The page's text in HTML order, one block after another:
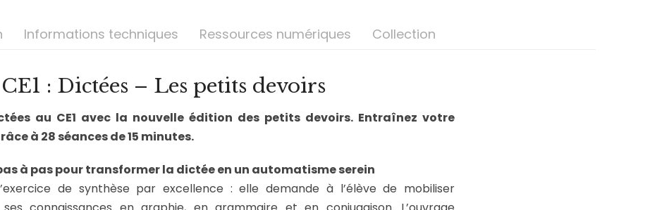
Informations techniques Ressources numériques Collection
: Dictées – Les petits devoirs
au CE1 avec la nouvelle édition des petits devoirs. Entraînez votre
à 28 séances de 15 minutes.
à pas pour transformer la dictée en un automatisme serein
de synthèse par excellence : elle demande à l’élève de mobiliser